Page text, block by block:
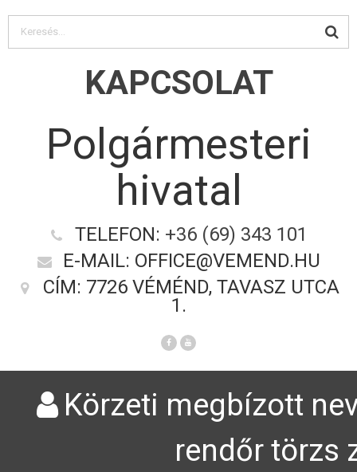
KAPCSOLAT
Polgármesteri
hivatal
TELEFON: +36 (69) 343 101
E-MAIL: OFFICE@VEMEND.HU
CÍM: 7726 VÉMÉND, TAVASZ UTCA
1.
Körzeti megbízott
rendőr törzs